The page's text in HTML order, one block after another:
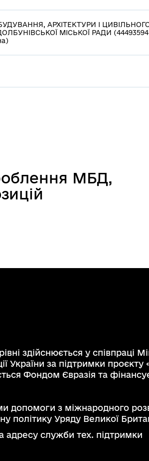
АРХІТЕКТУРИ І
МІСЬКОЇ РАДИ
МБД,
здійснюється у співпраці
України за підтримки
Фондом Євразія та
допомоги з міжнародного
політику Уряду Великої
адресу служби тех. підтримки